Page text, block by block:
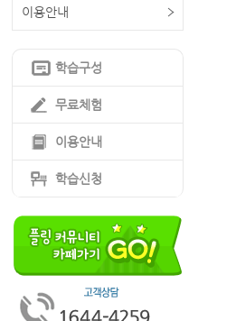
이용안내
학습구성
무료체험
이용안내
학습신청